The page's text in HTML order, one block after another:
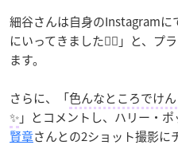
細谷さんは自身のInstagramに
にいってきました🧙‍♂️」と、プ
ます。
さらに、「色んなところでけ
✨」とコメントし、ハリー・
賢章さんとの2ショット撮影に